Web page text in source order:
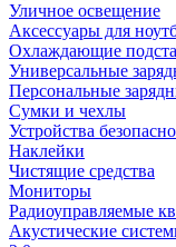
Уличное освещение
Аксессуары для
Охлаждающие
Универсальные
Персональные
Сумки и чехлы
Устройства
Наклейки
Чистящие средства
Мониторы
Радиоуправляемые
Акустические